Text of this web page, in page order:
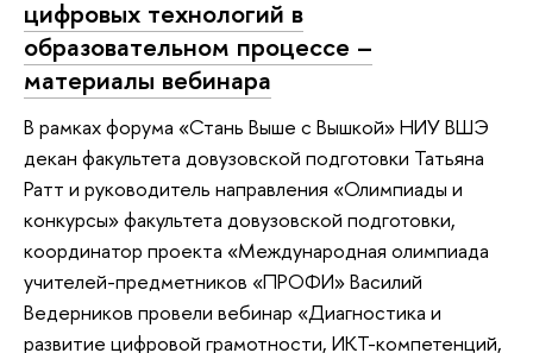
цифровых технологий в
образовательном процессе –
материалы вебинара
В рамках форума «Стань Выше с Вышкой» НИУ ВШЭ
декан факультета довузовской подготовки Татьяна
Ратт и руководитель направления «Олимпиады и
конкурсы» факультета довузовской подготовки,
координатор проекта «Международная олимпиада
учителей-предметников «ПРОФИ» Василий
Ведерников провели вебинар «Диагностика и
развитие цифровой грамотности, ИКТ-компетенций,